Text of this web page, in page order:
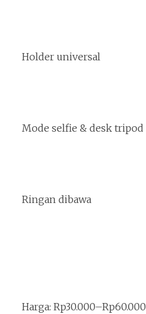
Holder universal
Mode selfie & desk tripod
Ringan dibawa
Harga: Rp30.000–Rp60.000